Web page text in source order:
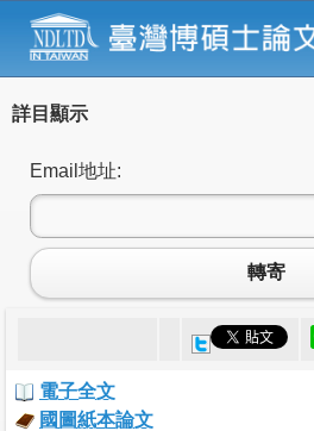
詳目顯示
Email地址:
轉寄
電子全文
國圖紙本論文